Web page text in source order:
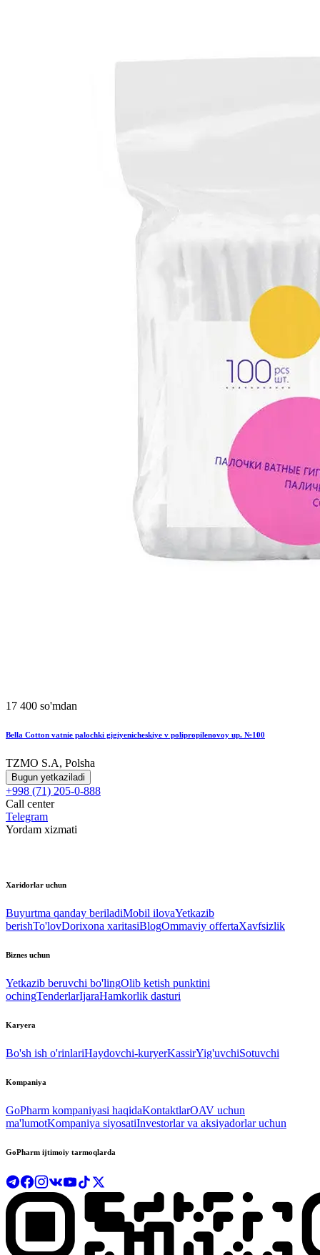
17 400 so'mdan
Bella Cotton vatnie palochki gigiyenicheskiye v polipropilenovoy up. №100
TZMO S.A, Polsha
Bugun yetkaziladi
+998 (71) 205-0-888
Call center
Telegram
Yordam xizmati
Xaridorlar uchun
Buyurtma qanday beriladiMobil ilovaYetkazib
berishTo'lovDorixona xaritasiBlogOmmaviy offertaXavfsizlik
Biznes uchun
Yetkazib beruvchi bo'lingOlib ketish punktini
ochingTenderlarIjaraHamkorlik dasturi
Karyera
Bo'sh ish o'rinlariHaydovchi-kuryerKassirYig'uvchiSotuvchi
Kompaniya
GoPharm kompaniyasi haqidaKontaktlarOAV uchun
ma'lumotKompaniya siyosatiInvestorlar va aksiyadorlar uchun
GoPharm ijtimoiy tarmoqlarda